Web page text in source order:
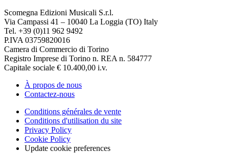
Scomegna Edizioni Musicali S.r.l.
Via Campassi 41 – 10040 La Loggia (TO) Italy
Tel. +39 (0)11 962 9492
P.IVA 03759820016
Camera di Commercio di Torino
Registro Imprese di Torino n. REA n. 584777
Capitale sociale € 10.400,00 i.v.
À propos de nous
Contactez-nous
Conditions générales de vente
Conditions d'utilisation du site
Privacy Policy
Cookie Policy
Update cookie preferences